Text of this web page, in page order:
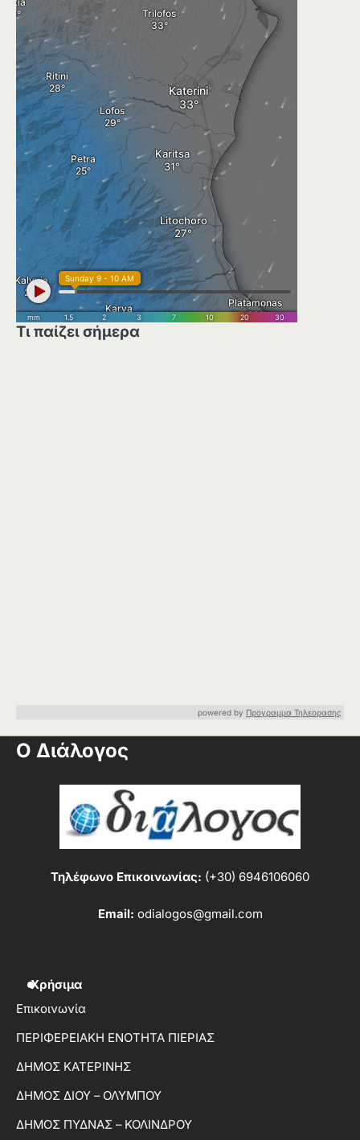
Τι παίζει σήμερα
powered by Προγραμμα Τηλεορασης
Ο Διάλογος
Τηλέφωνο Επικοινωνίας: (+30) 6946106060
Email: odialogos@gmail.com
Χρήσιμα
Επικοινωνία
ΠΕΡΙΦΕΡΕΙΑΚΗ ΕΝΟΤΗΤΑ ΠΙΕΡΙΑΣ
ΔΗΜΟΣ ΚΑΤΕΡΙΝΗΣ
ΔΗΜΟΣ ΔΙΟΥ – ΟΛΥΜΠΟΥ
ΔΗΜΟΣ ΠΥΔΝΑΣ – ΚΟΛΙΝΔΡΟΥ